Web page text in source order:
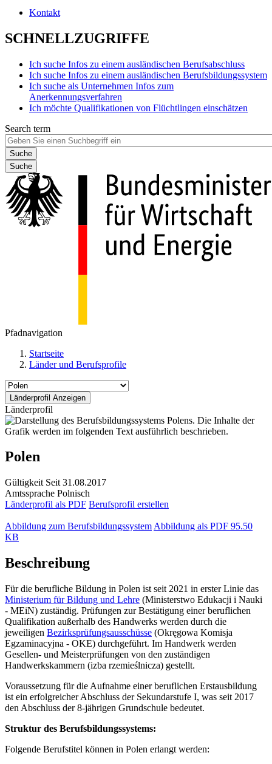
Kontakt
SCHNELLZUGRIFFE
Ich suche Infos zu einem ausländischen Berufsabschluss
Ich suche Infos zu einem ausländischen Berufsbildungssystem
Ich suche als Unternehmen Infos zum
Anerkennungsverfahren
Ich möchte Qualifikationen von Flüchtlingen einschätzen
Search term
Suche
Pfadnavigation
Startseite
Länder und Berufsprofile
Länderprofil
Polen
Gültigkeit Seit 31.08.2017
Amtssprache Polnisch
Länderprofil als PDF Berufsprofil erstellen
Abbildung zum Berufsbildungssystem Abbildung als PDF 95.50
KB
Beschreibung
Für die berufliche Bildung in Polen ist seit 2021 in erster Linie das
Ministerium für Bildung und Lehre (Ministerstwo Edukacji i Nauki
- MEiN) zuständig. Prüfungen zur Bestätigung einer beruflichen
Qualifikation außerhalb des Handwerks werden durch die
jeweiligen Bezirksprüfungsausschüsse (Okręgowa Komisja
Egzaminacyjna - OKE) durchgeführt. Im Handwerk werden
Gesellen- und Meisterprüfungen von den zuständigen
Handwerkskammern (izba rzemieślnicza) gestellt.
Voraussetzung für die Aufnahme einer beruflichen Erstausbildung
ist ein erfolgreicher Abschluss der Sekundarstufe I, was seit 2017
den Abschluss der 8-jährigen Grundschule bedeutet.
Struktur des Berufsbildungssystems:
Folgende Berufstitel können in Polen erlangt werden: